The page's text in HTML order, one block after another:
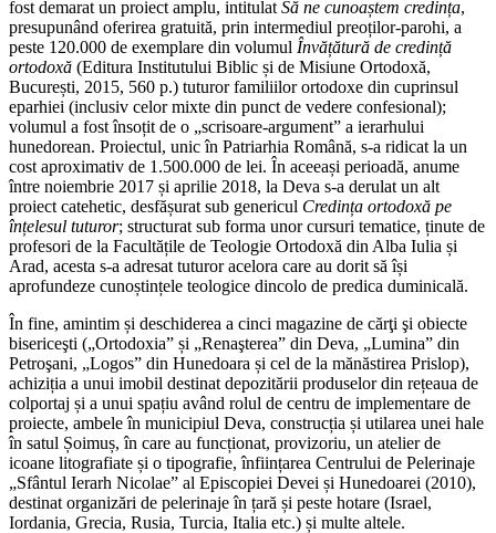
fost demarat un proiect amplu, intitulat Să ne cunoaștem credința,
presupunând oferirea gratuită, prin intermediul preoților-parohi, a
peste 120.000 de exemplare din volumul Învățătură de credință
ortodoxă (Editura Institutului Biblic și de Misiune Ortodoxă,
București, 2015, 560 p.) tuturor familiilor ortodoxe din cuprinsul
eparhiei (inclusiv celor mixte din punct de vedere confesional);
volumul a fost însoțit de o „scrisoare-argument” a ierarhului
hunedorean. Proiectul, unic în Patriarhia Română, s-a ridicat la un
cost aproximativ de 1.500.000 de lei. În aceeași perioadă, anume
între noiembrie 2017 și aprilie 2018, la Deva s-a derulat un alt
proiect catehetic, desfășurat sub genericul Credința ortodoxă pe
înțelesul tuturor; structurat sub forma unor cursuri tematice, ținute de
profesori de la Facultățile de Teologie Ortodoxă din Alba Iulia și
Arad, acesta s-a adresat tuturor acelora care au dorit să își
aprofundeze cunoștințele teologice dincolo de predica duminicală.
În fine, amintim și deschiderea a cinci magazine de cărţi şi obiecte
bisericeşti („Ortodoxia” și „Renaşterea” din Deva, „Lumina” din
Petroşani, „Logos” din Hunedoara și cel de la mănăstirea Prislop),
achiziția a unui imobil destinat depozitării produselor din rețeaua de
colportaj și a unui spațiu având rolul de centru de implementare de
proiecte, ambele în municipiul Deva, construcția și utilarea unei hale
în satul Șoimuș, în care au funcționat, provizoriu, un atelier de
icoane litografiate și o tipografie, înființarea Centrului de Pelerinaje
„Sfântul Ierarh Nicolae” al Episcopiei Devei și Hunedoarei (2010),
destinat organizări de pelerinaje în țară și peste hotare (Israel,
Iordania, Grecia, Rusia, Turcia, Italia etc.) și multe altele.